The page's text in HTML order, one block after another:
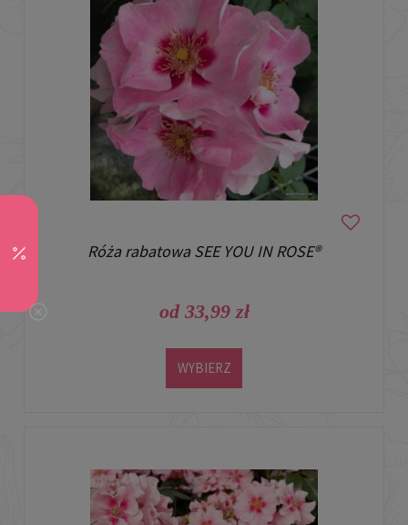
Róża rabatowa SEE YOU IN ROSE®
od 33,99 zł
WYBIERZ